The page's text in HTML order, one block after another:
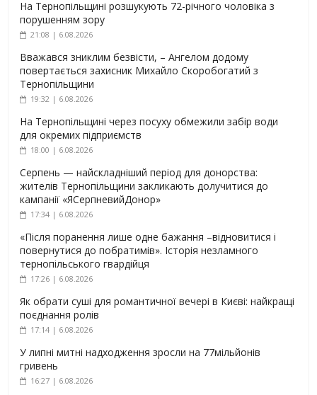
На Тернопільщині розшукують 72-річного чоловіка з
порушенням зору
21:08 | 6.08.2026
Вважався зниклим безвісти, – Ангелом додому
повертається захисник Михайло Скоробогатий з
Тернопільщини
19:32 | 6.08.2026
На Тернопільщині через посуху обмежили забір води
для окремих підприємств
18:00 | 6.08.2026
Серпень — найскладніший період для донорства:
жителів Тернопільщини закликають долучитися до
кампанії «ЯСерпневийДонор»
17:34 | 6.08.2026
«Після поранення лише одне бажання –відновитися і
повернутися до побратимів». Історія незламного
тернопільського гвардійця
17:26 | 6.08.2026
Як обрати суші для романтичної вечері в Києві: найкращі
поєднання ролів
17:14 | 6.08.2026
У липні митні надходження зросли на 77мільйонів
гривень
16:27 | 6.08.2026